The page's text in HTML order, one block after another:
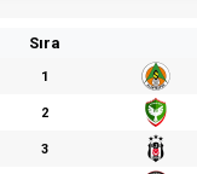
Sıra
1
2
3